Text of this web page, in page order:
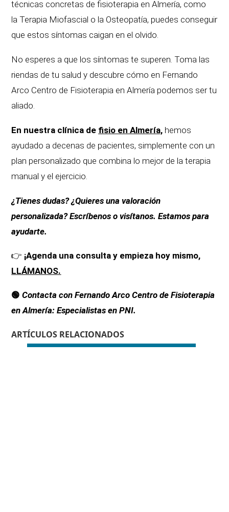
técnicas concretas de fisioterapia en Almería, como
la Terapia Miofascial o la Osteopatía, puedes conseguir
que estos síntomas caigan en el olvido.
No esperes a que los síntomas te superen. Toma las
riendas de tu salud y descubre cómo en Fernando
Arco Centro de Fisioterapia en Almería podemos ser tu
aliado.
En nuestra clínica de fisio en Almería, hemos
ayudado a decenas de pacientes, simplemente con un
plan personalizado que combina lo mejor de la terapia
manual y el ejercicio.
¿Tienes dudas? ¿Quieres una valoración
personalizada? Escríbenos o visítanos. Estamos para
ayudarte.
👉 ¡Agenda una consulta y empieza hoy mismo,
LLÁMANOS.
🟢Contacta con Fernando Arco Centro de Fisioterapia
en Almería: Especialistas en PNI.
ARTÍCULOS RELACIONADOS